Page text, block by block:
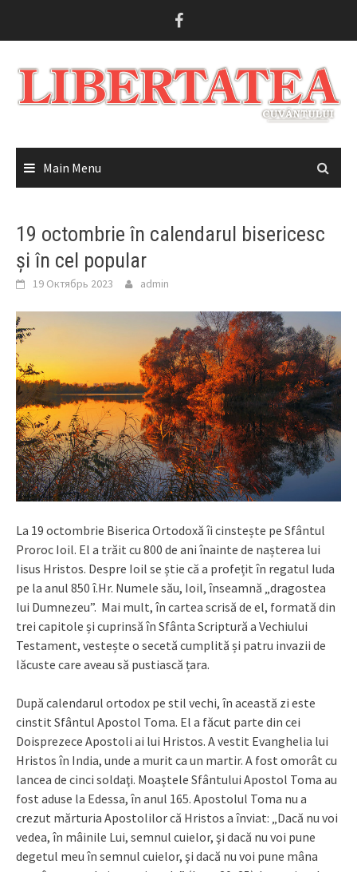
Main Menu
19 octombrie în calendarul bisericesc
și în cel popular
19 Октябрь 2023 admin
La 19 octombrie Biserica Ortodoxă îi cinstește pe Sfântul
Proroc Ioil. El a trăit cu 800 de ani înainte de nașterea lui
Iisus Hristos. Despre Ioil se știe că a profețit în regatul Iuda
pe la anul 850 î.Hr. Numele său, Ioil, înseamnă „dragostea
lui Dumnezeu”. Mai mult, în cartea scrisă de el, formată din
trei capitole și cuprinsă în Sfânta Scriptură a Vechiului
Testament, vestește o secetă cumplită și patru invazii de
lăcuste care aveau să pustiască țara.
După calendarul ortodox pe stil vechi, în această zi este
cinstit Sfântul Apostol Toma. El a făcut parte din cei
Doisprezece Apostoli ai lui Hristos. A vestit Evanghelia lui
Hristos în India, unde a murit ca un martir. A fost omorât cu
lancea de cinci soldaţi. Moaştele Sfântului Apostol Toma au
fost aduse la Edessa, în anul 165. Apostolul Toma nu a
crezut mărturia Apostolilor că Hristos a înviat: „Dacă nu voi
vedea, în mâinile Lui, semnul cuielor, şi dacă nu voi pune
degetul meu în semnul cuielor, şi dacă nu voi pune mâna